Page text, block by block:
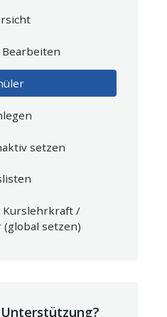
setzen
Kurslehrkraft /
setzen)